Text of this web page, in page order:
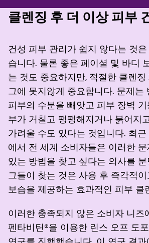
클렌징 후 더 이상 피부
건성 피부 관리가 쉽지 않다는 것
습니다. 물론 좋은 페이셜 및 바디
는 것도 중요하지만, 적절한 클렌
그에 못지않게 중요합니다. 문제는
피부의 수분을 빼앗고 피부 장벽
부가 거칠고 팽팽해지거나 붉어지
가려울 수도 있다는 것입니다. 최
에서 전 세계 소비자들은 이러한
있는 방법을 찾고 싶다는 의사를
그들이 찾는 것은 사용 후 즉각적
보습을 제공하는 효과적인 피부 클
이러한 충족되지 않은 소비자 니즈
펜타비틴®을 이용한 린스 오프 도